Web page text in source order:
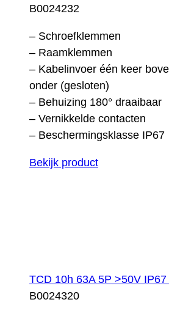
B0024232
– Schroefklemmen
– Raamklemmen
– Kabelinvoer één keer
onder (gesloten)
– Behuizing 180° draaibaar
– Vernikkelde contacten
– Beschermingsklasse IP67
Bekijk product
TCD 10h 63A 5P >50V
B0024320